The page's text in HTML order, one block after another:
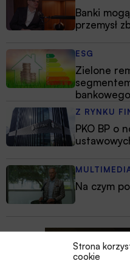
Strona
cookie
Banki
przemysł
ESG
Zielone
Z RYNKU
PKO BP o
Na czym